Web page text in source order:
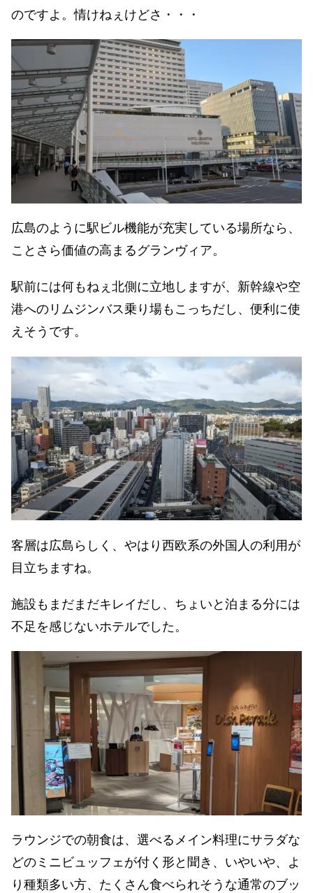
のですよ。情けねぇけどさ・・・
広島のように駅ビル機能が充実している場所なら、
ことさら価値の高まるグランヴィア。
駅前には何もねぇ北側に立地しますが、新幹線や空
港へのリムジンバス乗り場もこっちだし、便利に使
えそうです。
客層は広島らしく、やはり西欧系の外国人の利用が
目立ちますね。
施設もまだまだキレイだし、ちょいと泊まる分には
不足を感じないホテルでした。
ラウンジでの朝食は、選べるメイン料理にサラダな
どのミニビュッフェが付く形と聞き、いやいや、よ
り種類多い方、たくさん食べられそうな通常のブッ